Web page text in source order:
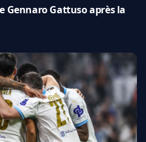
Gennaro Gattuso après la